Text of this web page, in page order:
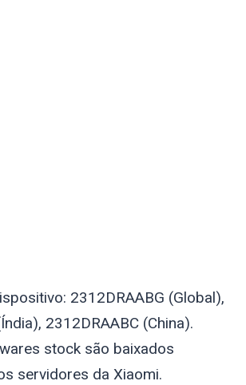
2312DRAABG (Global),
2312DRAABC (China).
stock são baixados
servidores da Xiaomi.